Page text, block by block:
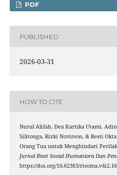
PDF
PUBLISHED
2026-03-31
HOW TO CITE
Nurul Alifah, Dea Kartika Utami,
Silitonga, Rizki Novirson, & Resti
Orang Tua untuk Menghindari
Jurnal Riset Sosial Humaniora Dan
https://doi.org/10.62383/